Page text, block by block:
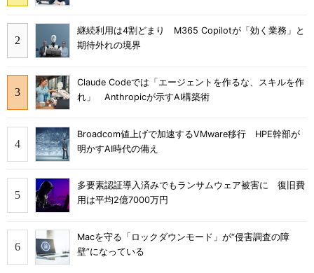
継続利用は4割どまり M365 Copilotが「効く業務」と
期待外れの境界
Claude Codeでは「エージェントを作るな、スキルを作
れ」 Anthropicが示すAI構築術
Broadcom値上げで加速するVMware移行 HPE幹部が
明かすAI時代の備え
多要素認証導入済みでもランサムウェア被害に 復旧費
用は平均2億7000万円
Macを守る「ロックダウンモード」が“侵害調査の障
壁”になっている